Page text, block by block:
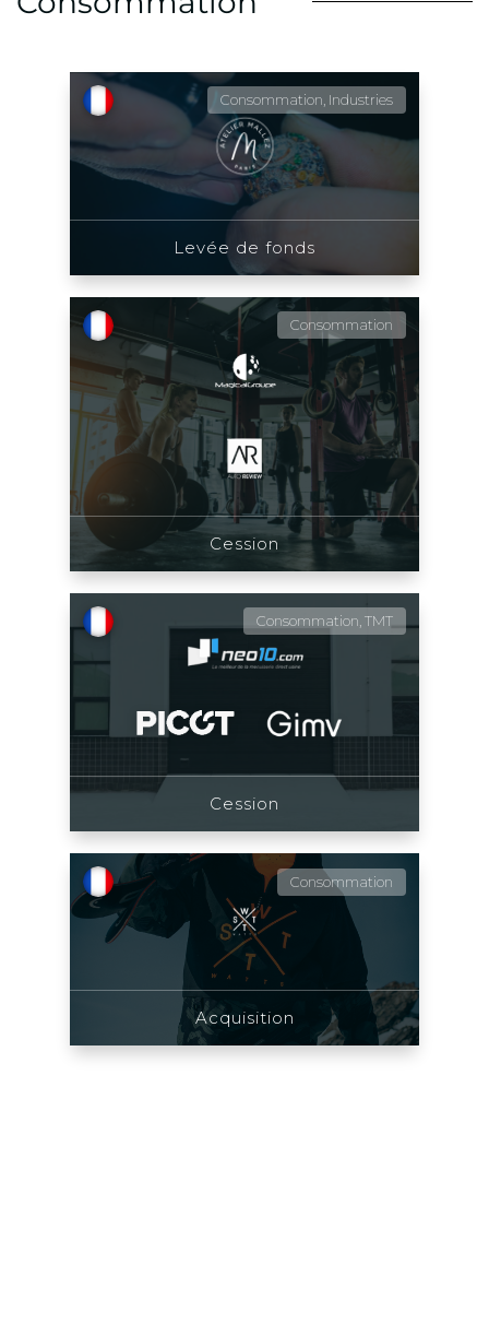
Consommation, Industries
Levée de fonds
Consommation
Cession
Consommation, TMT
Cession
Consommation
Acquisition